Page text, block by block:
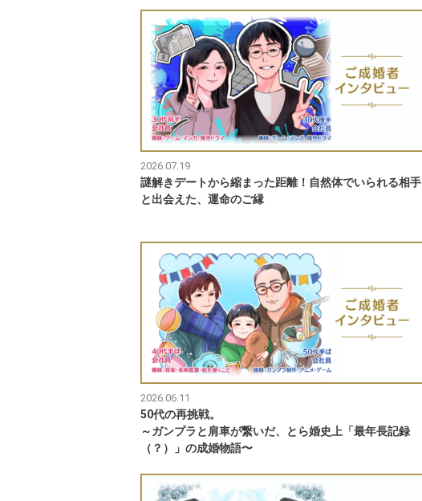
2026.07.19
謎解きデートから縮まった距離！自然体でいられる相手
と出会えた、運命のご縁
2026.06.11
50代の再挑戦。
～ガンプラと肩車が繋いだ、とら婚史上「最年長記録
（？）」の成婚物語〜